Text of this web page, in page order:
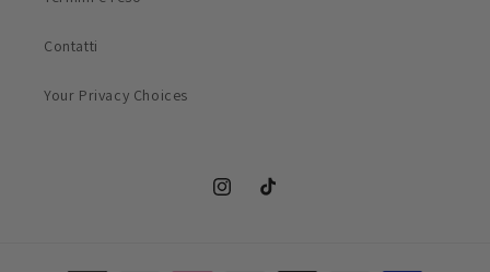
Contatti
Your Privacy Choices
InstagramTikTok